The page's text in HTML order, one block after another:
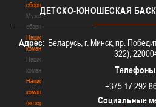
сборные
Мужские
сборные
Национальная
команда
Национальная
команда
Национальная
команда
(история)
ДЕТСКО-ЮНОШЕСКАЯ
Адрес: Беларусь, г. Минск, пр.
322),
Телефоны
+375 17 292
Социальные